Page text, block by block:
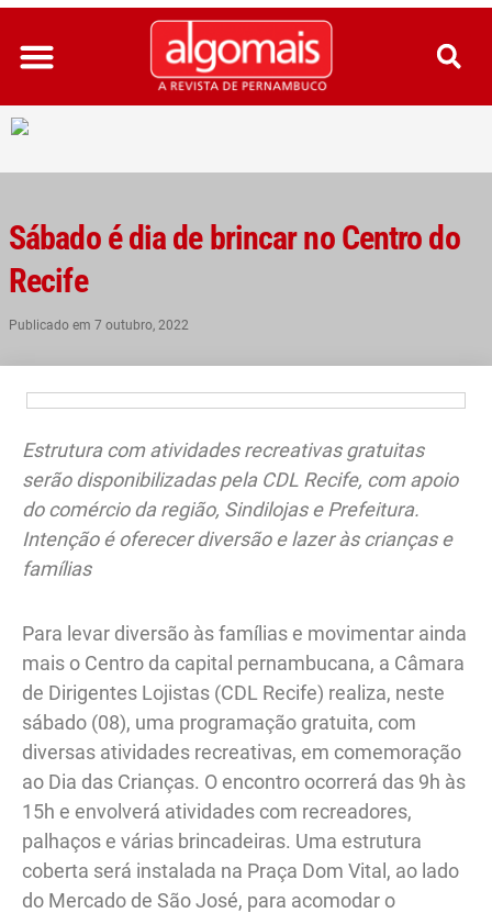
Ir
para
conteúdo
Sábado é dia de brincar no Centro do
Recife
Publicado em 7 outubro, 2022
Estrutura com atividades recreativas gratuitas
serão disponibilizadas pela CDL Recife, com apoio
do comércio da região, Sindilojas e Prefeitura.
Intenção é oferecer diversão e lazer às crianças e
famílias
Para levar diversão às famílias e movimentar ainda
mais o Centro da capital pernambucana, a Câmara
de Dirigentes Lojistas (CDL Recife) realiza, neste
sábado (08), uma programação gratuita, com
diversas atividades recreativas, em comemoração
ao Dia das Crianças. O encontro ocorrerá das 9h às
15h e envolverá atividades com recreadores,
palhaços e várias brincadeiras. Uma estrutura
coberta será instalada na Praça Dom Vital, ao lado
do Mercado de São José, para acomodar o